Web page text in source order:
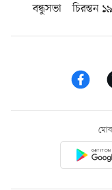
বন্ধুসভা
চিরন্তন